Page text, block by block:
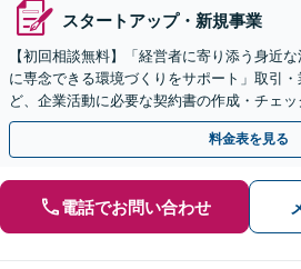
スタートアップ・新規事業
【初回相談無料】「経営者に寄り添う身近
に専念できる環境づくりをサポート」取引
ど、企業活動に必要な契約書の作成・チェ
難な労使交渉も冷静に対応し円満解決【休
料金表を見る
電話でお問い合わせ